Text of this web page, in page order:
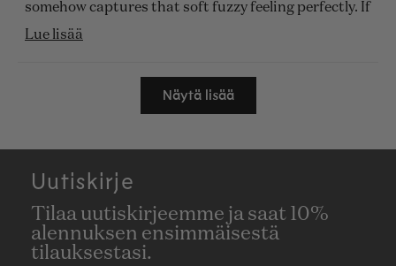
somehow captures that soft fuzzy feeling perfectly. If
you are a fan of Gold like me, I think you would love
Lue lisää
Ladataan...
Näytä lisää
Uutiskirje
Tilaa uutiskirjeemme ja saat 10%
alennuksen ensimmäisestä
tilauksestasi.